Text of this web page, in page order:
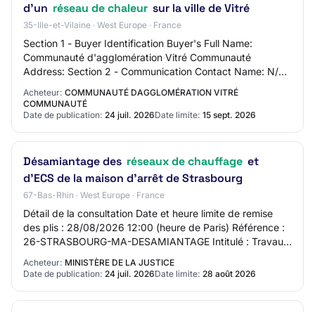
d’un réseau de chaleur sur la ville de Vitré
35-Ille-et-Vilaine · West Europe · France
Section 1 - Buyer Identification Buyer's Full Name:
Communauté d'agglomération Vitré Communauté
Address: Section 2 - Communication Contact Name: N/C
Contact Email Address: N/C Contact Phone Number: N…
Acheteur: COMMUNAUTÉ DAGGLOMÉRATION VITRÉ
COMMUNAUTÉ
Date de publication: 24 juil. 2026Date limite: 15 sept. 2026
Désamiantage des réseaux de chauffage et
d'ECS de la maison d'arrêt de Strasbourg
67-Bas-Rhin · West Europe · France
Détail de la consultation Date et heure limite de remise
des plis : 28/08/2026 12:00 (heure de Paris) Référence :
26-STRASBOURG-MA-DESAMIANTAGE Intitulé : Travaux
de désamiantage des réseaux de chauf…
Acheteur: MINISTÈRE DE LA JUSTICE
Date de publication: 24 juil. 2026Date limite: 28 août 2026